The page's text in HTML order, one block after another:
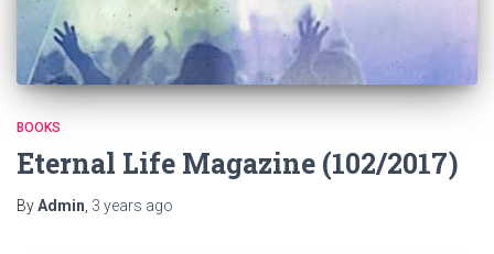
BOOKS
Eternal Life Magazine (102/2017)
ByAdmin, 3 years ago